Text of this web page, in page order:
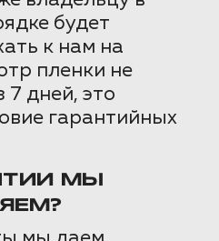
будет
к нам на
пленки не
7 дней, это
гарантийных
МЫ